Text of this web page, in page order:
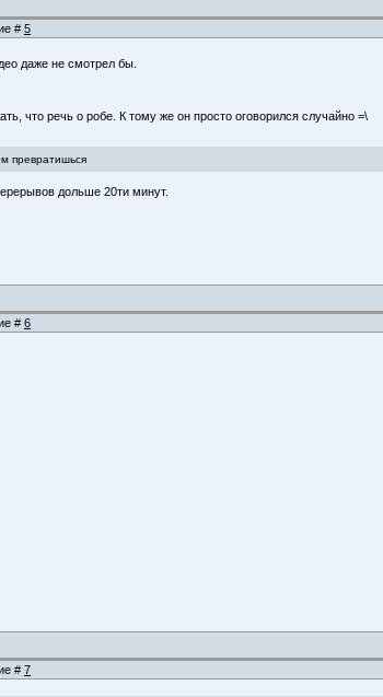
# 5
даже не смотрел бы.
что речь о робе. К тому же он просто оговорился случайно =\
превратишься
дольше 20ти минут.
# 6
# 7